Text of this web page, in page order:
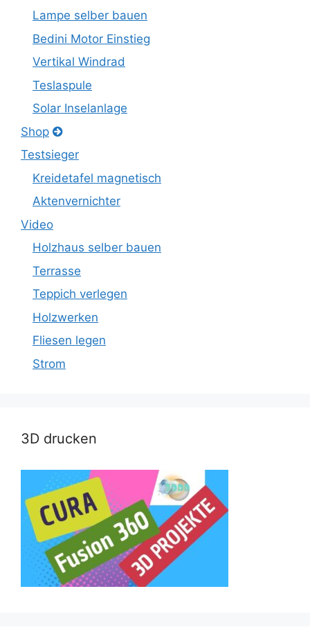
Lampe selber bauen
Bedini Motor Einstieg
Vertikal Windrad
Teslaspule
Solar Inselanlage
Shop
Testsieger
Kreidetafel magnetisch
Aktenvernichter
Video
Holzhaus selber bauen
Terrasse
Teppich verlegen
Holzwerken
Fliesen legen
Strom
3D drucken